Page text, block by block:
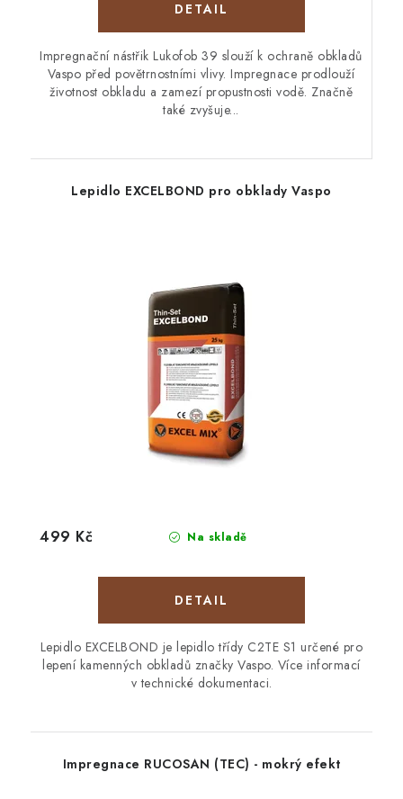
Impregnační nástřik Lukofob 39 slouží k ochraně obkladů
Vaspo před povětrnostními vlivy. Impregnace prodlouží
životnost obkladu a zamezí propustnosti vodě. Značně
také zvyšuje...
Lepidlo EXCELBOND pro obklady Vaspo
Na skladě
499 Kč
Lepidlo EXCELBOND je lepidlo třídy C2TE S1 určené pro
lepení kamenných obkladů značky Vaspo. Více informací
v technické dokumentaci.
Impregnace RUCOSAN (TEC) - mokrý efekt